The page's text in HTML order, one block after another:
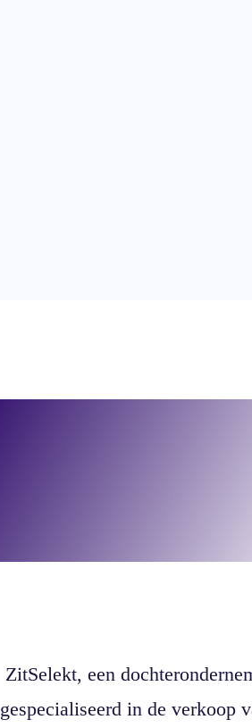
ZitSelekt, een
gespecialiseerd in de verkoop